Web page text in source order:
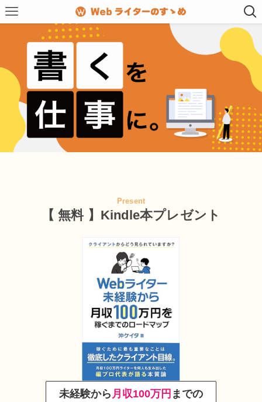
Present
【 無料 】Kindle本プレゼント
未経験から 月収100万円 までの